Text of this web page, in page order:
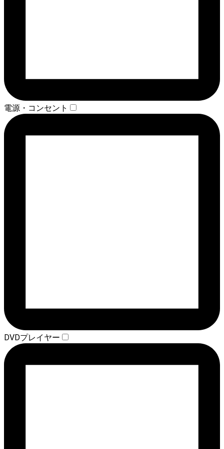
電源・コンセント
DVDプレイヤー